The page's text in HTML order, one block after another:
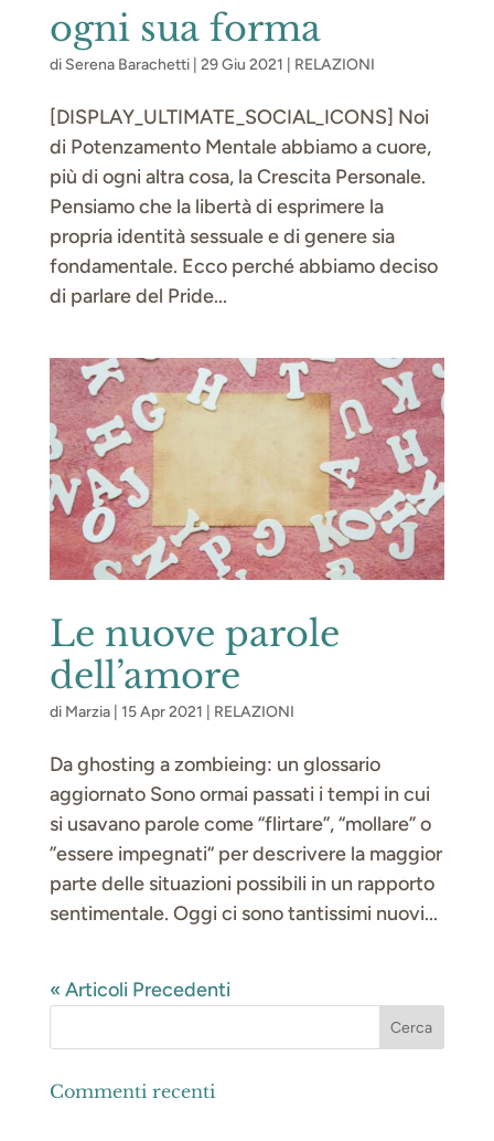
ogni sua forma
di Serena Barachetti| 29 Giu 2021 RELAZIONI
[DISPLAY_ULTIMATE_SOCIAL_ICONS] Noi
di Potenzamento Mentale abbiamo a cuore,
più di ogni altra cosa, la Crescita Personale.
Pensiamo che la libertà di esprimere la
propria identità sessuale e di genere sia
fondamentale. Ecco perché abbiamo deciso
di parlare del Pride...
Le nuove parole
dell’amore
di Marzia| 15 Apr 2021 RELAZIONI
Da ghosting a zombieing: un glossario
aggiornato Sono ormai passati i tempi in cui
si usavano parole come “flirtare”, “mollare” o
”essere impegnati“ per descrivere la maggior
parte delle situazioni possibili in un rapporto
sentimentale. Oggi ci sono tantissimi nuovi...
« Articoli Precedenti
Commenti recenti